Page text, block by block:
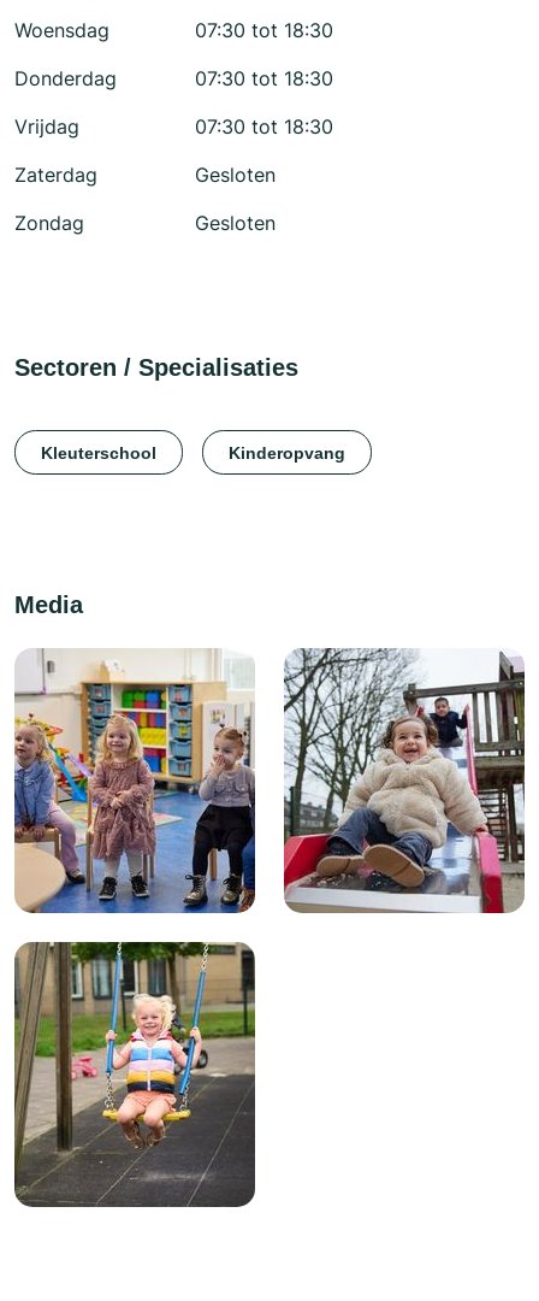
Woensdag
07:30 tot 18:30
Donderdag
07:30 tot 18:30
Vrijdag
07:30 tot 18:30
Zaterdag
Gesloten
Zondag
Gesloten
Sectoren / Specialisaties
Kleuterschool Kinderopvang
Media